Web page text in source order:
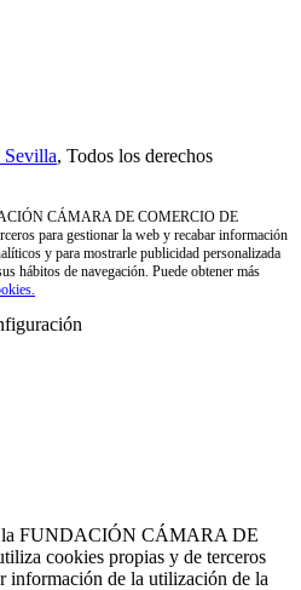
Sevilla, Todos los derechos
CÁMARA DE COMERCIO DE
para gestionar la web y recabar información
y para mostrarle publicidad personalizada
hábitos de navegación. Puede obtener más
la FUNDACIÓN CÁMARA DE
cookies propias y de terceros
información de la utilización de la